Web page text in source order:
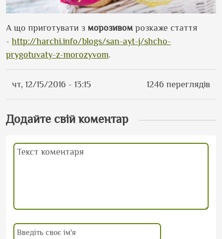
А що приготувати з морозивом розкаже стаття
-http://harchi.info/blogs/san-ayt-j/shcho-
prygotuvaty-z-morozyvom.
чт, 12/15/2016 - 13:15 1246 переглядів
Додайте свій коментар